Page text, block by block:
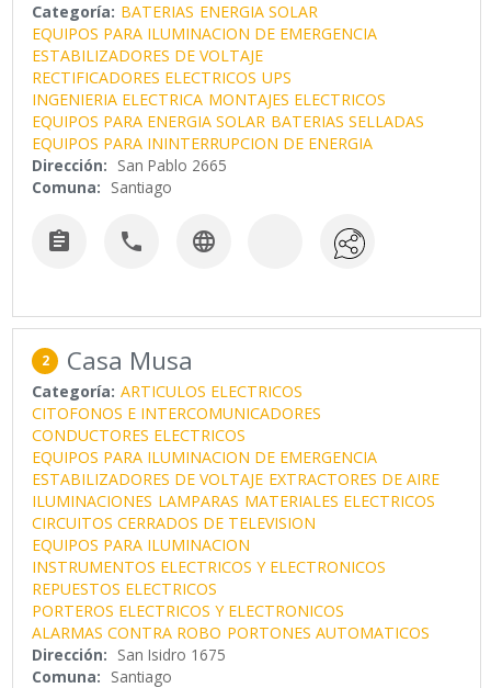
Categoría: BATERIAS ENERGIA SOLAR
EQUIPOS PARA ILUMINACION DE EMERGENCIA
ESTABILIZADORES DE VOLTAJE
RECTIFICADORES ELECTRICOS UPS
INGENIERIA ELECTRICA MONTAJES ELECTRICOS
EQUIPOS PARA ENERGIA SOLAR BATERIAS SELLADAS
EQUIPOS PARA ININTERRUPCION DE ENERGIA
Dirección: San Pablo 2665
Comuna: Santiago
  
2 Casa Musa
Categoría: ARTICULOS ELECTRICOS
CITOFONOS E INTERCOMUNICADORES
CONDUCTORES ELECTRICOS
EQUIPOS PARA ILUMINACION DE EMERGENCIA
ESTABILIZADORES DE VOLTAJE EXTRACTORES DE AIRE
ILUMINACIONES LAMPARAS MATERIALES ELECTRICOS
CIRCUITOS CERRADOS DE TELEVISION
EQUIPOS PARA ILUMINACION
INSTRUMENTOS ELECTRICOS Y ELECTRONICOS
REPUESTOS ELECTRICOS
PORTEROS ELECTRICOS Y ELECTRONICOS
ALARMAS CONTRA ROBO PORTONES AUTOMATICOS
Dirección: San Isidro 1675
Comuna: Santiago